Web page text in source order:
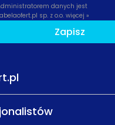
danych jest
sp. z o.o. więcej »
Zapisz